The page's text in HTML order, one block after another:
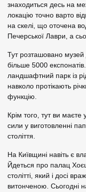
знаходиться десь на
локацію точно варто
на скелі, що оточена
Печерської Лаври, а
Тут розташовано музей
більше 5000
ландшафтний парк із
навколо протікають
функцію.
Крім того, тут ви маєте
сили у виготовленні
століття.
На Київщині навіть є
Йдеться про палац
столітті, який і досі
витонченою. Сьогодні